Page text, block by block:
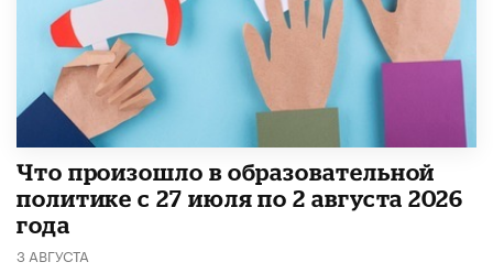
​Что произошло в образовательной
политике с 27 июля по 2 августа 2026
года
3 АВГУСТА